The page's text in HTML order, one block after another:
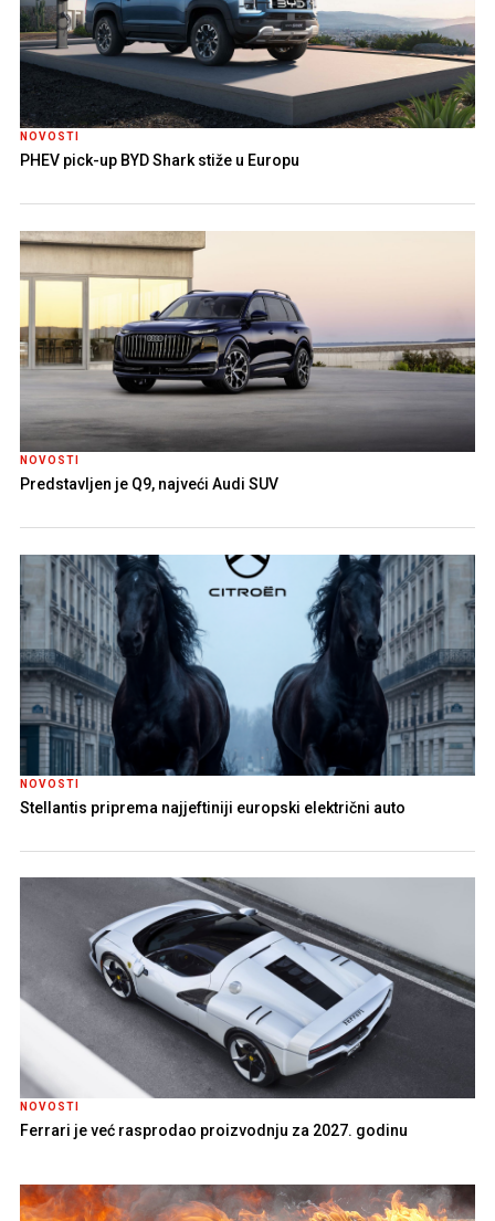
NOVOSTI
PHEV pick-up BYD Shark stiže u Europu
NOVOSTI
Predstavljen je Q9, najveći Audi SUV
NOVOSTI
Stellantis priprema najjeftiniji europski električni auto
NOVOSTI
Ferrari je već rasprodao proizvodnju za 2027. godinu